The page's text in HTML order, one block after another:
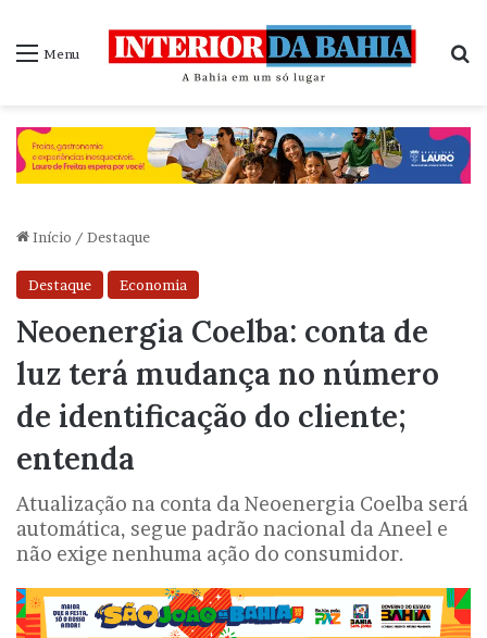
Menu
Início / Destaque
Destaque Economia
Neoenergia Coelba: conta de
luz terá mudança no número
de identificação do cliente;
entenda
Atualização na conta da Neoenergia Coelba será
automática, segue padrão nacional da Aneel e
não exige nenhuma ação do consumidor.